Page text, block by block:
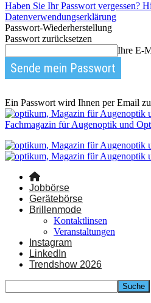
Haben Sie Ihr Passwort vergessen?
Datenverwendungserklärung
Passwort-Wiederherstellung
Passwort zurücksetzen
Ihre E-
Ein Passwort wird Ihnen per Email
Fachmagazin für Augenoptik und
Jobbörse
Gerätebörse
Brillenmode
Kontaktlinsen
Veranstaltungen
Instagram
LinkedIn
Trendshow 2026